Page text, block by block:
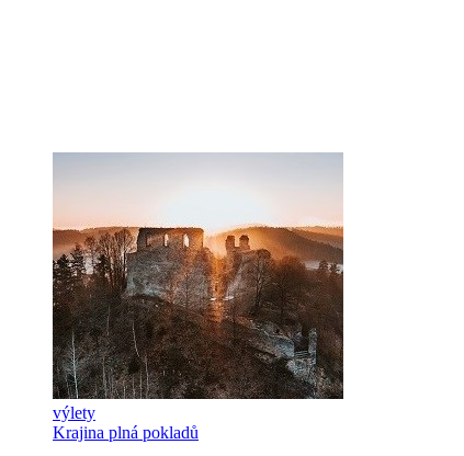
výlety
Krajina plná pokladů